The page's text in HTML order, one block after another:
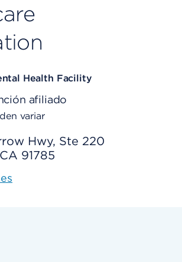
Health Facility
afiliado
variar
Hwy, Ste 220
91785